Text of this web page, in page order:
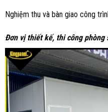
Nghiệm thu và bàn giao công
Đơn vị thiết kế, thi côngphòng